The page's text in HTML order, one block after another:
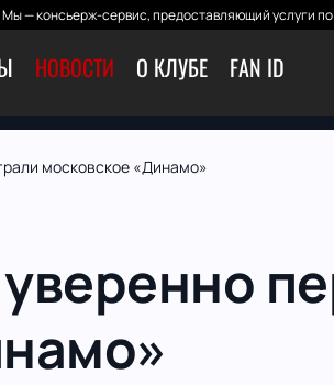
— консьерж-сервис, предоставляющий услуги
НОВОСТИ О КЛУБЕ FAN ID
московское «Динамо»